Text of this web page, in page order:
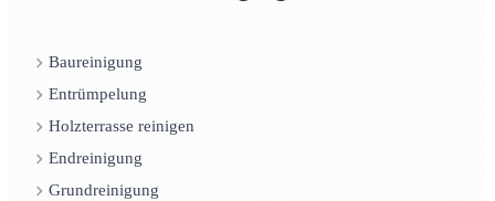
Baureinigung
Entrümpelung
Holzterrasse reinigen
Endreinigung
Grundreinigung